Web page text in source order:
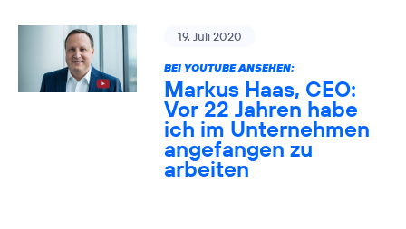
19. Juli 2020
BEI YOUTUBE ANSEHEN:
Markus Haas, CEO:
Vor 22 Jahren habe
ich im Unternehmen
angefangen zu
arbeiten